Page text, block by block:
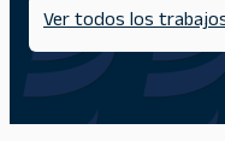
Ver todos los